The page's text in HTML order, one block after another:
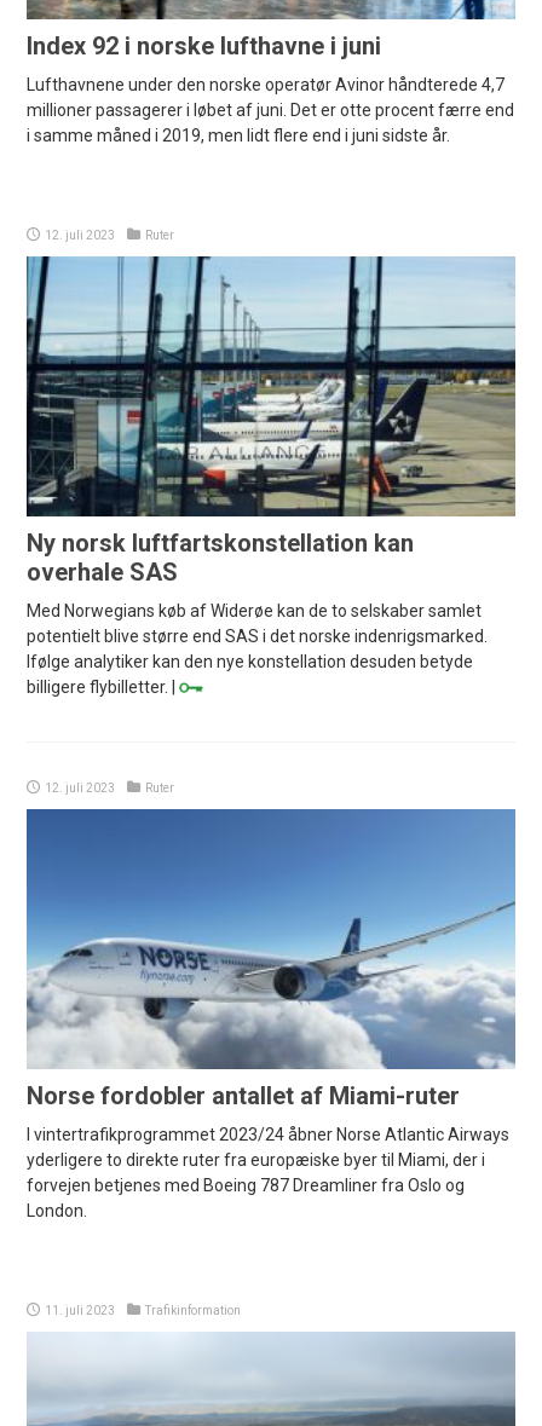
Index 92 i norske lufthavne i juni
Lufthavnene under den norske operatør Avinor håndterede 4,7
millioner passagerer i løbet af juni. Det er otte procent færre end
i samme måned i 2019, men lidt flere end i juni sidste år.
12. juli 2023 Ruter
Ny norsk luftfartskonstellation kan
overhale SAS
Med Norwegians køb af Widerøe kan de to selskaber samlet
potentielt blive større end SAS i det norske indenrigsmarked.
Ifølge analytiker kan den nye konstellation desuden betyde
billigere flybilletter. |
12. juli 2023 Ruter
Norse fordobler antallet af Miami-ruter
I vintertrafikprogrammet 2023/24 åbner Norse Atlantic Airways
yderligere to direkte ruter fra europæiske byer til Miami, der i
forvejen betjenes med Boeing 787 Dreamliner fra Oslo og
London.
11. juli 2023 Trafikinformation